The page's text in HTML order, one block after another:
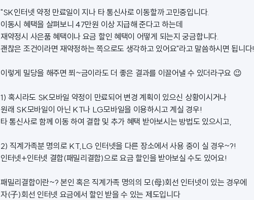
"SK인터넷 약정 만료일이 지나 타 통신사로 이동할까 고민중입니다.
이동시 혜택을 살펴보니 47만원 이상 지급해 준다고 하는데
재약정시 사은품 혜택이나 요금 할인 혜택이 어떻게 되는지 궁금합니다.
괜찮은 조건이라면 재약정하는 쪽으로도 생각하고 있어요"라고 말씀하시면 됩니다!
이렇게 밀당을 해주면 쬐~금이라도 더 좋은 결과를 이끌어낼 수 있더라구요 😉
1) 혹시라도 SK모바일 약정이 만료되어 변경 계획이 있으신 상황이시거나
원래 SK모바일이 아닌 KT나 LG모바일을 이용하시고 계실 경우!
타 통신사로 함께 이동 하여 결합 및 추가 혜택 받아보시는 방법도 있으시고,
2) 직계가족분 명의로 KT,LG 인터넷을 다른 장소에서 사용 중이 실 경우~?!
인터넷+인터넷 결합(패밀리결합)으로 요금 할인을 받아보실 수도 있어요!
패밀리결합이란~? 본인 혹은 직계가족 명의의 모(母)회선 인터넷이 있는 경우에
자(子)회선 인터넷 요금에서 할인 받을 수 있는 제도입니다